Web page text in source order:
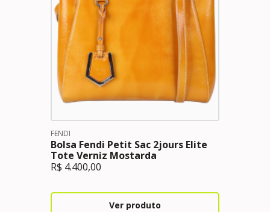
FENDI
Bolsa Fendi Petit Sac 2jours Elite
Tote Verniz Mostarda
R$ 4.400,00
Ver produto